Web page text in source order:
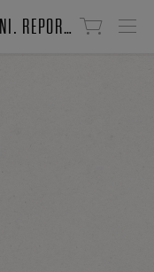
JAKO DOWÓD I WYRAZ PRZYJAŹNI. REPORTAŻE O PAŁACU KULTURY